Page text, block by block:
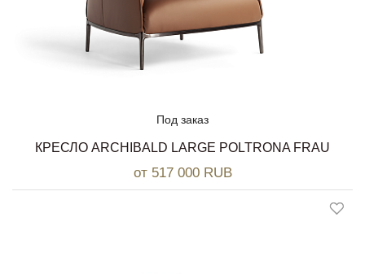
Под заказ
КРЕСЛО ARCHIBALD LARGE POLTRONA FRAU
от 517 000 RUB